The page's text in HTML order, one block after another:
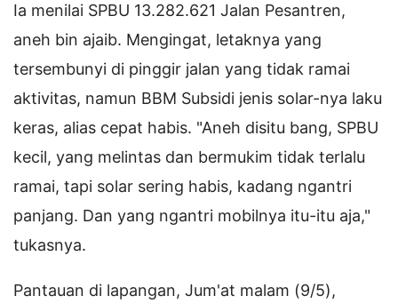
Ia menilai SPBU 13.282.621 Jalan Pesantren,
aneh bin ajaib. Mengingat, letaknya yang
tersembunyi di pinggir jalan yang tidak ramai
aktivitas, namun BBM Subsidi jenis solar-nya laku
keras, alias cepat habis. "Aneh disitu bang, SPBU
kecil, yang melintas dan bermukim tidak terlalu
ramai, tapi solar sering habis, kadang ngantri
panjang. Dan yang ngantri mobilnya itu-itu aja,"
tukasnya.
Pantauan di lapangan, Jum'at malam (9/5),